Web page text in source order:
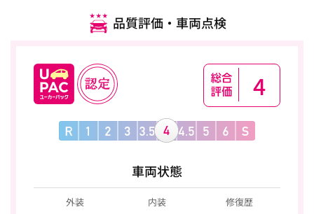
品質評価・車両点検
4
車両状態
外装 内装 修復歴